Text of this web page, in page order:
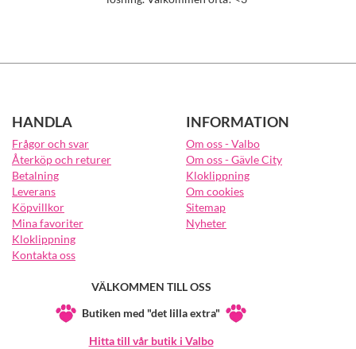
HANDLA
Frågor och svar
Återköp och returer
Betalning
Leverans
Köpvillkor
Mina favoriter
Kloklippning
Kontakta oss
INFORMATION
Om oss - Valbo
Om oss - Gävle City
Kloklippning
Om cookies
Sitemap
Nyheter
VÄLKOMMEN TILL OSS
Butiken med "det lilla extra"
Hitta till vår butik i Valbo